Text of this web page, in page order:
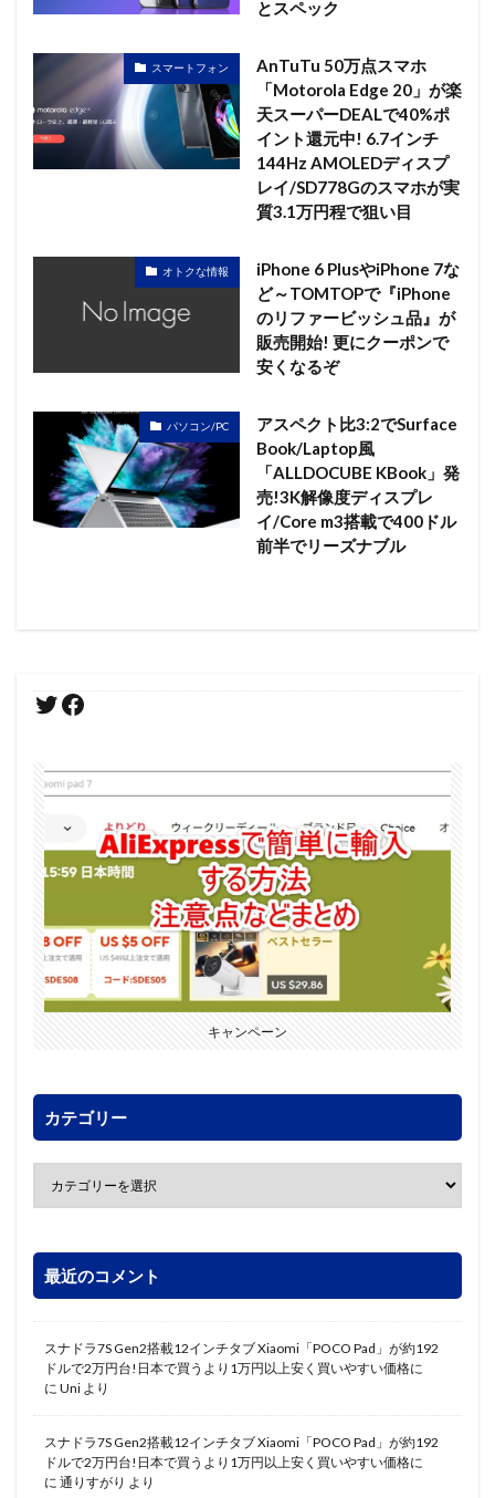
とスペック
スマートフォン
AnTuTu 50万点スマホ
「Motorola Edge 20」が楽
天スーパーDEALで40%ポ
イント還元中! 6.7インチ
144Hz AMOLEDディスプ
レイ/SD778Gのスマホが実
質3.1万円程で狙い目
オトクな情報
iPhone 6 PlusやiPhone 7な
ど～TOMTOPで『iPhone
のリファービッシュ品』が
販売開始! 更にクーポンで
安くなるぞ
パソコン/PC
アスペクト比3:2でSurface
Book/Laptop風
「ALLDOCUBE KBook」発
売!3K解像度ディスプレ
イ/Core m3搭載で400ドル
前半でリーズナブル
キャンペーン
カテゴリー
最近のコメント
スナドラ7S Gen2搭載12インチタブ Xiaomi「POCO Pad」が約192
ドルで2万円台!日本で買うより1万円以上安く買いやすい価格に
に Uni より
スナドラ7S Gen2搭載12インチタブ Xiaomi「POCO Pad」が約192
ドルで2万円台!日本で買うより1万円以上安く買いやすい価格に
に 通りすがり より